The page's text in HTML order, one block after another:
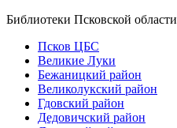
Библиотеки Псковской области
Псков ЦБС
Великие Луки
Бежаницкий район
Великолукский район
Гдовский район
Дедовичский район